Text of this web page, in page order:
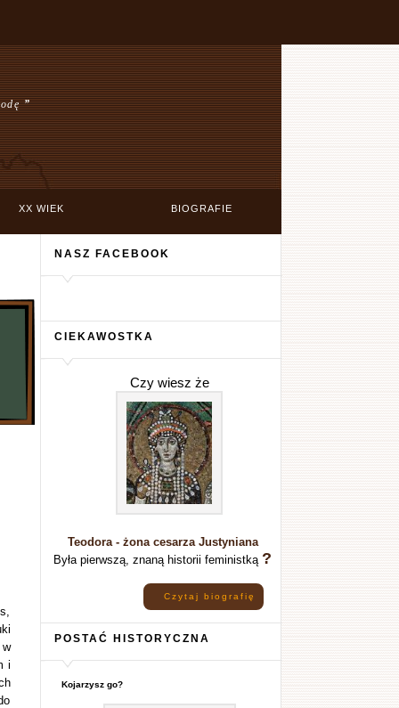
”
XX WIEK BIOGRAFIE
i
NASZ FACEBOOK
CIEKAWOSTKA
Czy wiesz że
Teodora - żona cesarza Justyniana
Była pierwszą, znaną historii feministką ?
Czytaj biografię
POSTAĆ HISTORYCZNA
Kojarzysz go?